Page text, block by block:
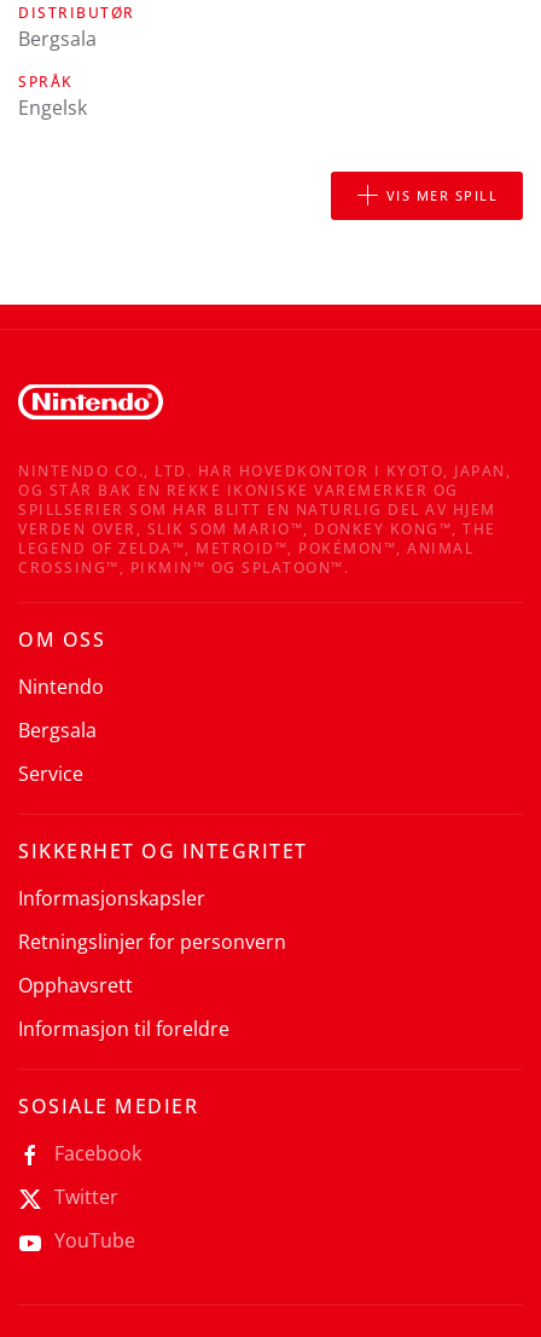
DISTRIBUTØR
Bergsala
SPRÅK
engelsk
VIS MER SPILL
NINTENDO CO., LTD. HAR HOVEDKONTOR I KYOTO, JAPAN,
OG STÅR BAK EN REKKE IKONISKE VAREMERKER OG
SPILLSERIER SOM HAR BLITT EN NATURLIG DEL AV HJEM
VERDEN OVER, SLIK SOM MARIO™, DONKEY KONG™, THE
LEGEND OF ZELDA™, METROID™, POKÉMON™, ANIMAL
CROSSING™, PIKMIN™ OG SPLATOON™.
OM OSS
Nintendo
Bergsala
Service
SIKKERHET OG INTEGRITET
Informasjonskapsler
Retningslinjer for personvern
Opphavsrett
Informasjon til foreldre
SOSIALE MEDIER
Facebook
Twitter
YouTube